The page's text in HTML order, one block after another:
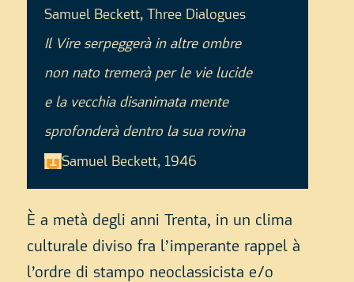
Samuel Beckett, Three Dialogues
Il Vire serpeggerà in altre ombre
non nato tremerà per le vie lucide
e la vecchia disanimata mente
sprofonderà dentro la sua rovina
[1]Samuel Beckett, 1946
È a metà degli anni Trenta, in un clima
culturale diviso fra l’imperante rappel à
l’ordre di stampo neoclassicista e/o